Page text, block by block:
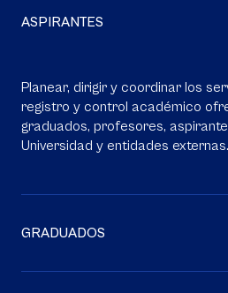
ASPIRANTES
Planear, dirigir y coordinar los
registro y control académico
graduados, profesores,
Universidad y entidades externas.
GRADUADOS